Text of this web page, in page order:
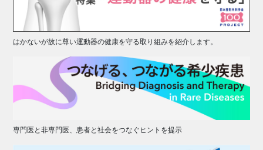
はかないが故に尊い運動器の健康を守る取り組みを紹介します。
専門医と非専門医、患者と社会をつなぐヒントを提示